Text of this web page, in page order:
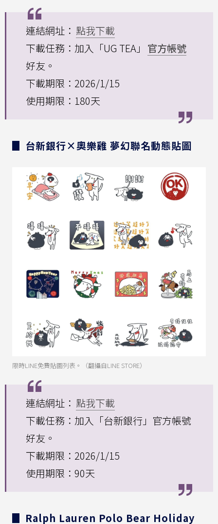
連結網址： 點我下載
下載任務：加入「UG TEA」 官方帳號
好友。
下載期限：2026/1/15
使用期限：180天
▊ 台新銀行×奧樂雞 夢幻聯名動態貼圖
限時LINE免費貼圖列表。（翻攝自LINE STORE）
連結網址： 點我下載
下載任務：加入「台新銀行」官方帳號
好友。
下載期限：2026/1/15
使用期限：90天
▊ Ralph Lauren Polo Bear Holiday